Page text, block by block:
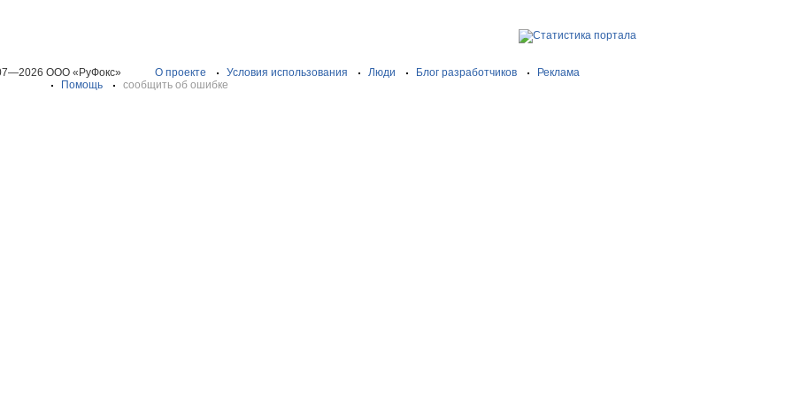
ООО «РуФокс» О проекте Условия использования Люди Блог разработчиков
Реклама
Помощь
сообщить об ошибке